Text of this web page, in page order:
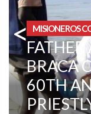
< ÁREA